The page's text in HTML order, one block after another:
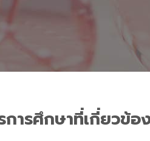
การศึกษาที่เกี่ยวข้อ